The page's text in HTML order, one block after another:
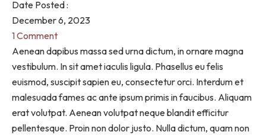
Date Posted :
December 6, 2023
1 Comment
Aenean dapibus massa sed urna dictum, in ornare magna
vestibulum. In sit amet iaculis ligula. Phasellus eu felis
euismod, suscipit sapien eu, consectetur orci. Interdum et
malesuada fames ac ante ipsum primis in faucibus. Aliquam
erat volutpat. Aenean volutpat neque blandit efficitur
pellentesque. Proin non dolor justo. Nulla dictum, quam non